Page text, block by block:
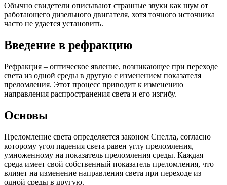
Обычно свидетели описывают странные звуки как шум от
работающего дизельного двигателя, хотя точного источника
часто не удается установить.
Введение в рефракцию
Рефракция – оптическое явление, возникающее при переходе
света из одной среды в другую с изменением показателя
преломления. Этот процесс приводит к изменению
направления распространения света и его изгибу.
Основы
Преломление света определяется законом Снелла, согласно
которому угол падения света равен углу преломления,
умноженному на показатель преломления среды. Каждая
среда имеет свой собственный показатель преломления, что
влияет на изменение направления света при переходе из
одной среды в другую.